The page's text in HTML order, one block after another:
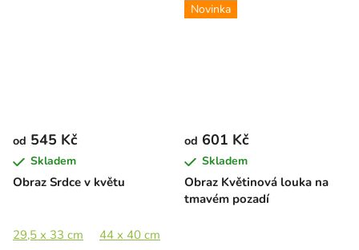
Obraz Srdce v květu
od 545 Kč
Skladem
29,5 x 33 cm 44 x 40 cm
Novinka
Obraz Květinová louka na
tmavém pozadí
od 601 Kč
Skladem